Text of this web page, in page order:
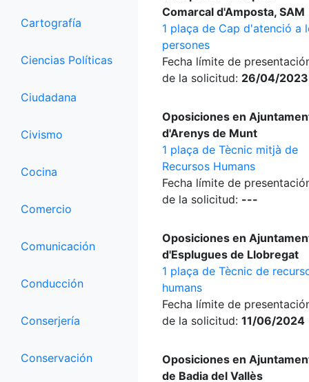
Cartografía
Ciencias Políticas
Ciudadana
Civismo
Cocina
Comercio
Comunicación
Conducción
Conserjería
Conservación
Comarcal d'Amposta, SAM
1 plaça de Cap d'atenció a
persones
Fecha límite de
de la solicitud: 26/04/2023
Oposiciones en
d'Arenys de Munt
1 plaça de Tècnic mitjà de
Recursos Humans
Fecha límite de
de la solicitud: ---
Oposiciones en
d'Esplugues de Llobregat
1 plaça de Tècnic de
humans
Fecha límite de
de la solicitud: 11/06/2024
Oposiciones en
de Badia del Vallès